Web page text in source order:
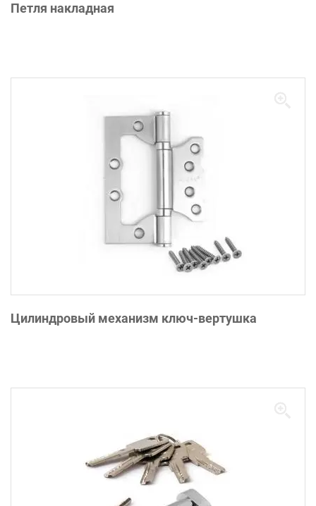
Петля накладная
Цилиндровый механизм ключ-вертушка